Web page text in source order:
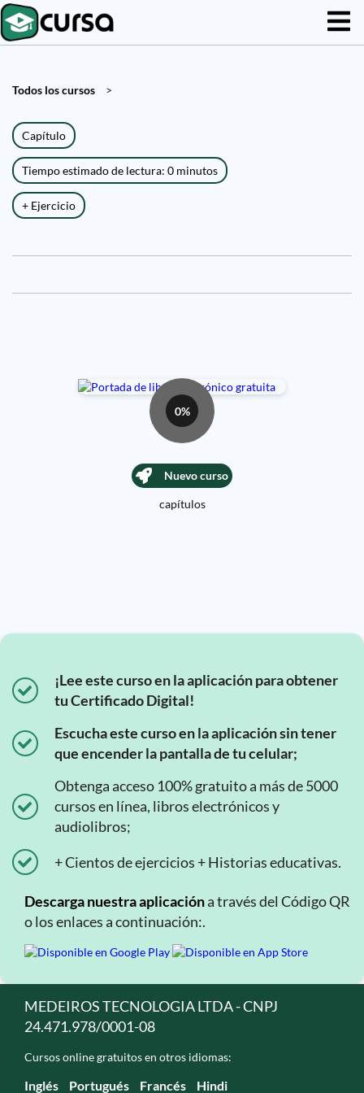
Todos los cursos >
Capítulo
Tiempo estimado de lectura: 0 minutos
+ Ejercicio
0%
Nuevo curso
capítulos
¡Lee este curso en la aplicación para obtener
tu Certificado Digital!
Escucha este curso en la aplicación sin tener
que encender la pantalla de tu celular;
Obtenga acceso 100% gratuito a más de 5000
cursos en línea, libros electrónicos y
audiolibros;
+ Cientos de ejercicios + Historias educativas.
Descarga nuestra aplicacióna través del Código QR
o los enlaces a continuación:.
MEDEIROS TECNOLOGIA LTDA - CNPJ
24.471.978/0001-08
Cursos online gratuitos en otros idiomas:
Inglés Portugués Francés Hindi